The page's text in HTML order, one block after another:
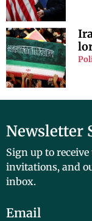
Newsletter
Sign up to
invitations, and
inbox.
Email